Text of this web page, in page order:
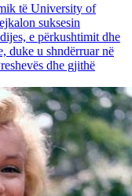
të University of
suksesin
e përkushtimit dhe
duke u shndërruar në
dhe gjithë